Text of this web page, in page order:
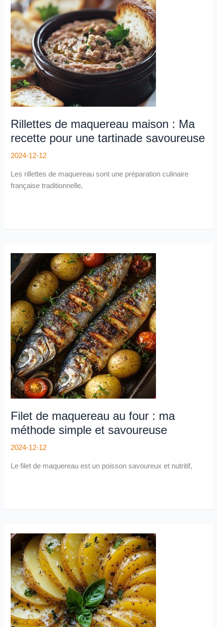
Rillettes de maquereau maison : Ma
recette pour une tartinade savoureuse
2024-12-12
Les rillettes de maquereau sont une préparation culinaire
française traditionnelle,
:
Ma
recette
pour
une
tartinade
savoureuse
Filet de maquereau au four : ma
méthode simple et savoureuse
2024-12-12
Le filet de maquereau est un poisson savoureux et nutritif,
Filet
de
maquereau
four
:
ma
méthode
simple
et
savoureuse
Tian
de
légumes
aux
pommes
de
terre
: